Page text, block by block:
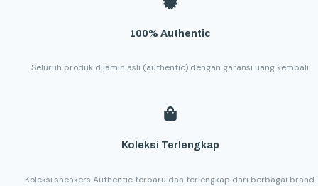
100% Authentic
Seluruh produk dijamin asli (authentic) dengan garansi uang kembali.
Koleksi Terlengkap
Koleksi sneakers Authentic terbaru dan terlengkap dari berbagai brand.